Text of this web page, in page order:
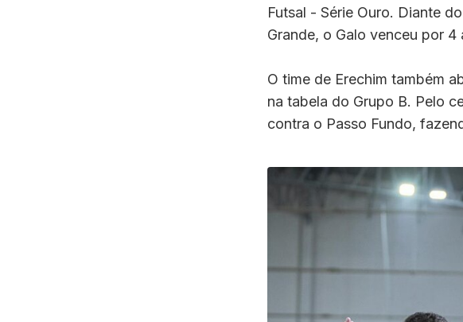
Futsal - Série Ouro. Diante
Grande, o Galo venceu por
O time de Erechim também
na tabela do Grupo B. Pelo
contra o Passo Fundo,